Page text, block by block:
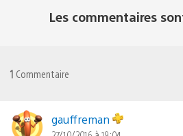
Les commentaires
1 Commentaire
gauffreman